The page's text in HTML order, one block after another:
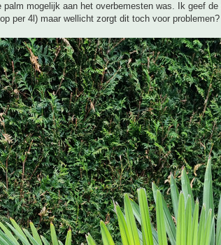
palm mogelijk aan het overbemesten was. Ik geef
per 4l) maar wellicht zorgt dit toch voor